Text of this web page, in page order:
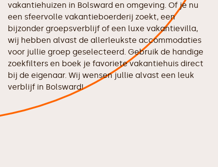
vakantiehuizen in Bolsward en omgeving. Of je nu
een sfeervolle vakantieboerderij zoekt, een
bijzonder groepsverblijf of een luxe vakantievilla,
wij hebben alvast de allerleukste accommodaties
voor jullie groep geselecteerd. Gebruik de handige
zoekfilters en boek je favoriete vakantiehuis direct
bij de eigenaar. Wij wensen jullie alvast een leuk
verblijf in Bolsward!